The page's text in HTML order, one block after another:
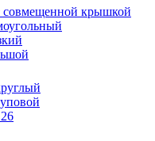
совмещенной крышкой